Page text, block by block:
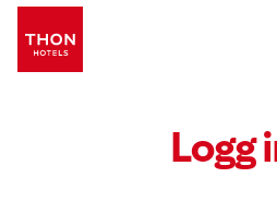
Logg